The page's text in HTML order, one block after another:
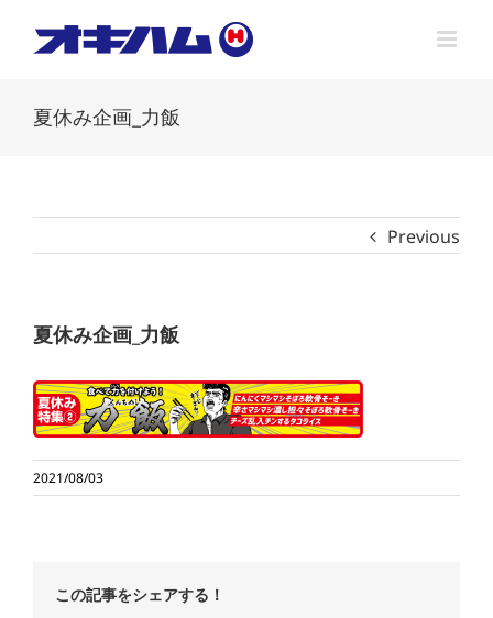
夏休み企画_力飯
Previous
夏休み企画_力飯
2021/08/03
この記事をシェアする！